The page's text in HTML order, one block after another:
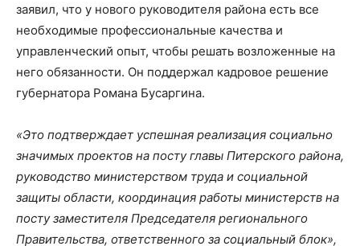
заявил, что у нового руководителя района есть все
необходимые профессиональные качества и
управленческий опыт, чтобы решать возложенные на
него обязанности. Он поддержал кадровое решение
губернатора Романа Бусаргина.
«Это подтверждает успешная реализация социально
значимых проектов на посту главы Питерского района,
руководство министерством труда и социальной
защиты области, координация работы министерств на
посту заместителя Председателя регионального
Правительства, ответственного за социальный блок»,